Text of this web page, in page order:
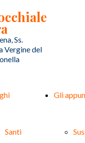
Ss.
Vergine del
Santi
Gli